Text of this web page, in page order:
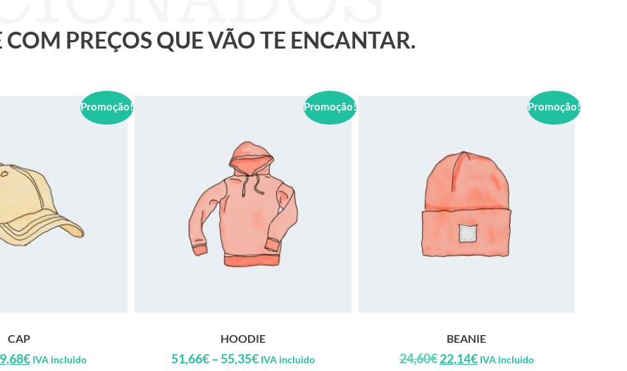
PREÇOS QUE VÃO TE ENCANTAR.
Promoção!
CAP
€ IVA incluido
Promoção!
HOODIE
51,66€– 55,35€ IVA incluido
Promoção!
BEANIE
24,60€22,14€ IVA incluido